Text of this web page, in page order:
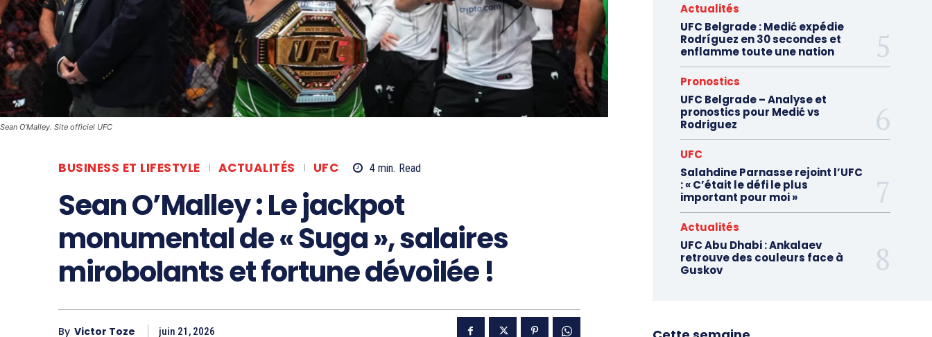
Sean O'Malley. Site officiel UFC
BUSINESS ET LIFESTYLE ACTUALITÉS UFC 4 min. Read
Sean O’Malley : Le jackpot
monumental de « Suga », salaires
mirobolants et fortune dévoilée !
By Victor Toze juin 21, 2026
Actualités
UFC Belgrade : Medić expédie
Rodríguez en 30 secondes et
enflamme toute une nation
Pronostics
UFC Belgrade – Analyse et
pronostics pour Medić vs
Rodriguez
UFC
Salahdine Parnasse rejoint l’UFC
: « C’était le défi le plus
important pour moi »
Actualités
UFC Abu Dhabi : Ankalaev
retrouve des couleurs face à
Guskov